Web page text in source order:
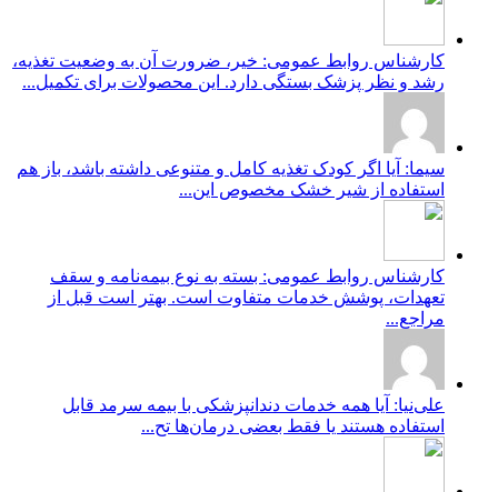
کارشناس روابط عمومی: خیر، ضرورت آن به وضعیت تغذیه،
رشد و نظر پزشک بستگی دارد. این محصولات برای تکمیل...
سیما: آیا اگر کودک تغذیه کامل و متنوعی داشته باشد، باز هم
استفاده از شیر خشک مخصوص این...
کارشناس روابط عمومی: بسته به نوع بیمه‌نامه و سقف
تعهدات، پوشش خدمات متفاوت است. بهتر است قبل از
مراجع...
علی‌نیا: آیا همه خدمات دندانپزشکی با بیمه سرمد قابل
استفاده هستند یا فقط بعضی درمان‌ها تح...